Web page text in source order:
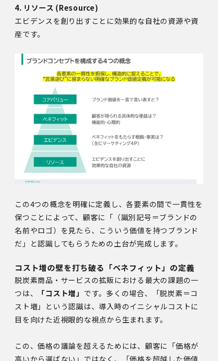
4. リソース (Resource)
エビデンスを創り出すことに効果的な自社の資源や資
産です。
この4つの概念を明確に定義し、各要素の間で一貫性を
保つことによって、顧客に「（識別記号＝ブランドの
名前やロゴ）を見たら、こういう価値を持つブランド
だ」と認識してもらうための土台が完成します。
コスト増の壁を打ち破る「ベネフィット」の定義
脱炭素商品・サービスの拡販における最大の課題の一
つは、
「コスト増」 です。多くの場合、「脱炭素＝コ
スト増」という認識は、導入時のイニシャルコストに
目を向けた近視眼的な視点から生まれます。
この、価格の議論を超えるためには、顧客に「価格が